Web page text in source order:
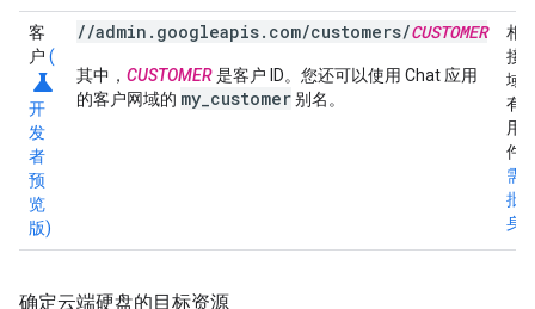
客
户 (
science
开
发
者
预
览
版)
//admin.googleapis.com/customers/CUSTOMER
其中， CUSTOMER是客户 ID。您还可以使用 Chat 应用
的客户网域的 my_customer别名。
相
接
域
有
用
件
需
批
身
确定云端硬盘的目标资源